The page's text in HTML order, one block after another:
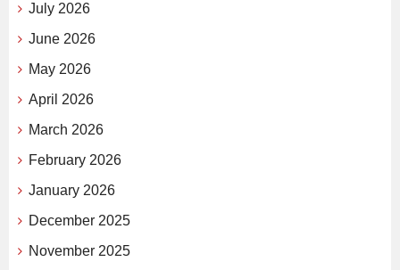
July 2026
June 2026
May 2026
April 2026
March 2026
February 2026
January 2026
December 2025
November 2025